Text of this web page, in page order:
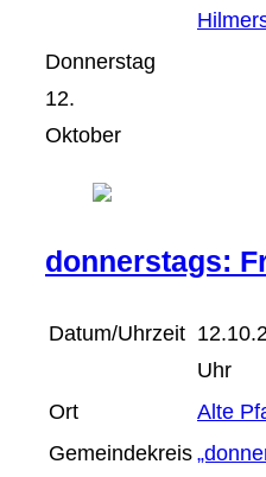
Donnerstag
12.
Oktober
donnerstags:
Datum/Uhrzeit
Uhr
Ort
Alte
Gemeindekreis